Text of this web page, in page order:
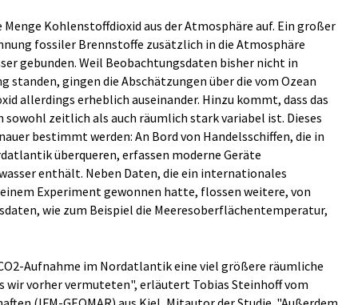
Menge Kohlenstoffdioxid aus der Atmosphäre auf. Ein großer
fossiler Brennstoffe zusätzlich in die Atmosphäre
gebunden. Weil Beobachtungsdaten bisher nicht in
standen, gingen die Abschätzungen über die vom Ozean
allerdings erheblich auseinander. Hinzu kommt, dass das
sowohl zeitlich als auch räumlich stark variabel ist. Dieses
bestimmt werden: An Bord von Handelsschiffen, die in
überqueren, erfassen moderne Geräte
enthält. Neben Daten, die ein internationales
Experiment gewonnen hatte, flossen weitere, von
wie zum Beispiel die Meeresoberflächentemperatur,
Aufnahme im Nordatlantik eine viel größere räumliche
vorher vermuteten", erläutert Tobias Steinhoff vom